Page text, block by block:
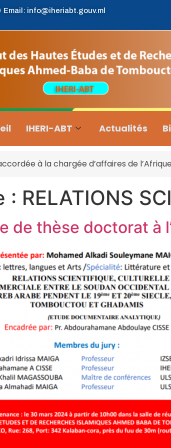
Email: info@iheriabt.gouv.ml
IHERI-ABT Actualités
à la chargée d’affaires de l’Afrique
: RELATIONS
de thèse doctorat à